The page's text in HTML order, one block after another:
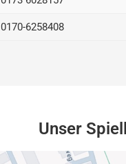
0170-6258408
Unser